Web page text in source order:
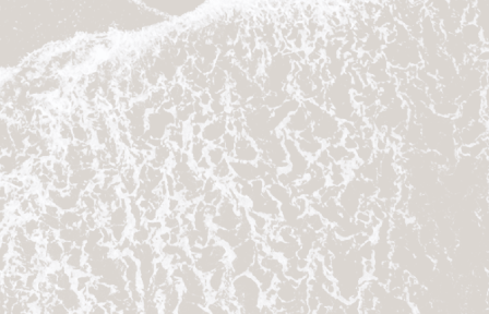
Non
Cuisine
Non
SURFACE HABITABLE ESPACE
COCKPIT AVANT / SUNPAD
8.7m²
Bain de soleil
Oui
Table
Non
9.2m²
Bain de soleil
Oui
Table
Oui